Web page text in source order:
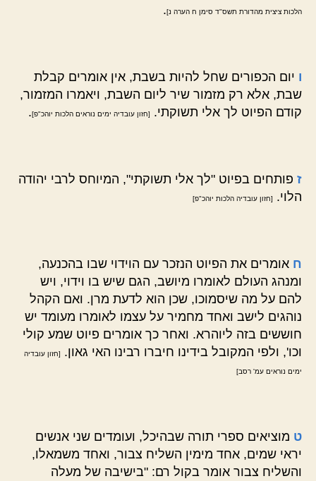
הלכות ציצית מהדורת תשס"ד סימן ח הערה נ].
ו יום הכפורים שחל להיות בשבת, אין אומרים קבלת
שבת, אלא רק מזמור שיר ליום השבת, ויאמרו המזמור,
קודם הפיוט לך אלי תשוקתי.
[חזון עובדיה ימים נוראים הלכות יוהכ"פ].
ז פותחים בפיוט "לך אלי תשוקתי", המיוחס לרבי יהודה
הלוי.
[חזון עובדיה הלכות יוהכ"פ]
ח אומרים את הפיוט הנזכר עם הוידוי שבו בהכנעה,
ומנהג העולם לאומרו מיושב, הגם שיש בו וידוי, ויש
להם על מה שיסמוכו, שכן הוא לדעת מרן. ואם הקהל
נוהגים לישב ואחד מחמיר על עצמו לאומרו מעומד יש
חוששים בזה ליוהרא. ואחר כך אומרים פיוט שמע קולי
וכו', ולפי המקובל בידינו חיברו רבינו האי גאון.
[חזון עובדיה
ימים נוראים עמ' רסב]
ט מוציאים ספרי תורה שבהיכל, ועומדים שני אנשים
יראי שמים, אחד מימין השליח צבור, ואחד משמאלו,
והשליח צבור אומר בקול רם: "בישיבה של מעלה